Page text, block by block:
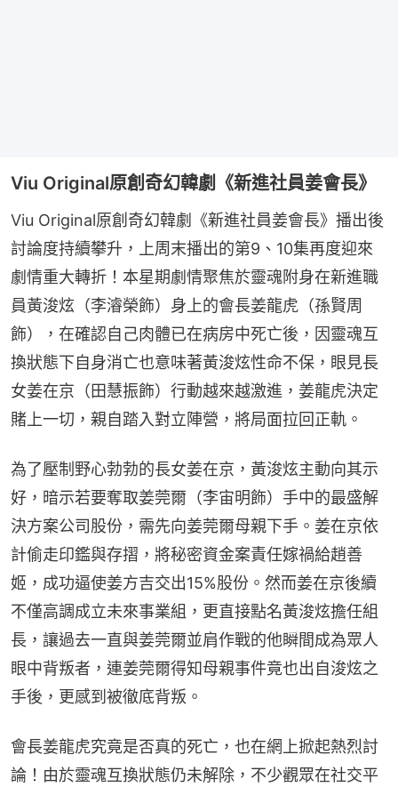
Viu Original原創奇幻韓劇《新進社員姜會長》
Viu Original原創奇幻韓劇《新進社員姜會長》播出後
討論度持續攀升，上周末播出的第9、10集再度迎來
劇情重大轉折！本星期劇情聚焦於靈魂附身在新進職
員黃浚炫（李濬榮飾）身上的會長姜龍虎（孫賢周
飾），在確認自己肉體已在病房中死亡後，因靈魂互
換狀態下自身消亡也意味著黃浚炫性命不保，眼見長
女姜在京（田慧振飾）行動越來越激進，姜龍虎決定
賭上一切，親自踏入對立陣營，將局面拉回正軌。
為了壓制野心勃勃的長女姜在京，黃浚炫主動向其示
好，暗示若要奪取姜莞爾（李宙明飾）手中的最盛解
決方案公司股份，需先向姜莞爾母親下手。姜在京依
計偷走印鑑與存摺，將秘密資金案責任嫁禍給趙善
姬，成功逼使姜方吉交出15%股份。然而姜在京後續
不僅高調成立未來事業組，更直接點名黃浚炫擔任組
長，讓過去一直與姜莞爾並肩作戰的他瞬間成為眾人
眼中背叛者，連姜莞爾得知母親事件竟也出自浚炫之
手後，更感到被徹底背叛。
會長姜龍虎究竟是否真的死亡，也在網上掀起熱烈討
論！由於靈魂互換狀態仍未解除，不少觀眾在社交平